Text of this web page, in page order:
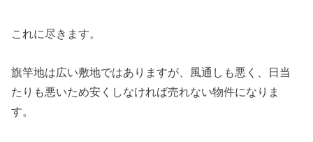
これに尽きます。
旗竿地は広い敷地ではありますが、風通しも悪く、日当
たりも悪いため安くしなければ売れない物件になりま
す。